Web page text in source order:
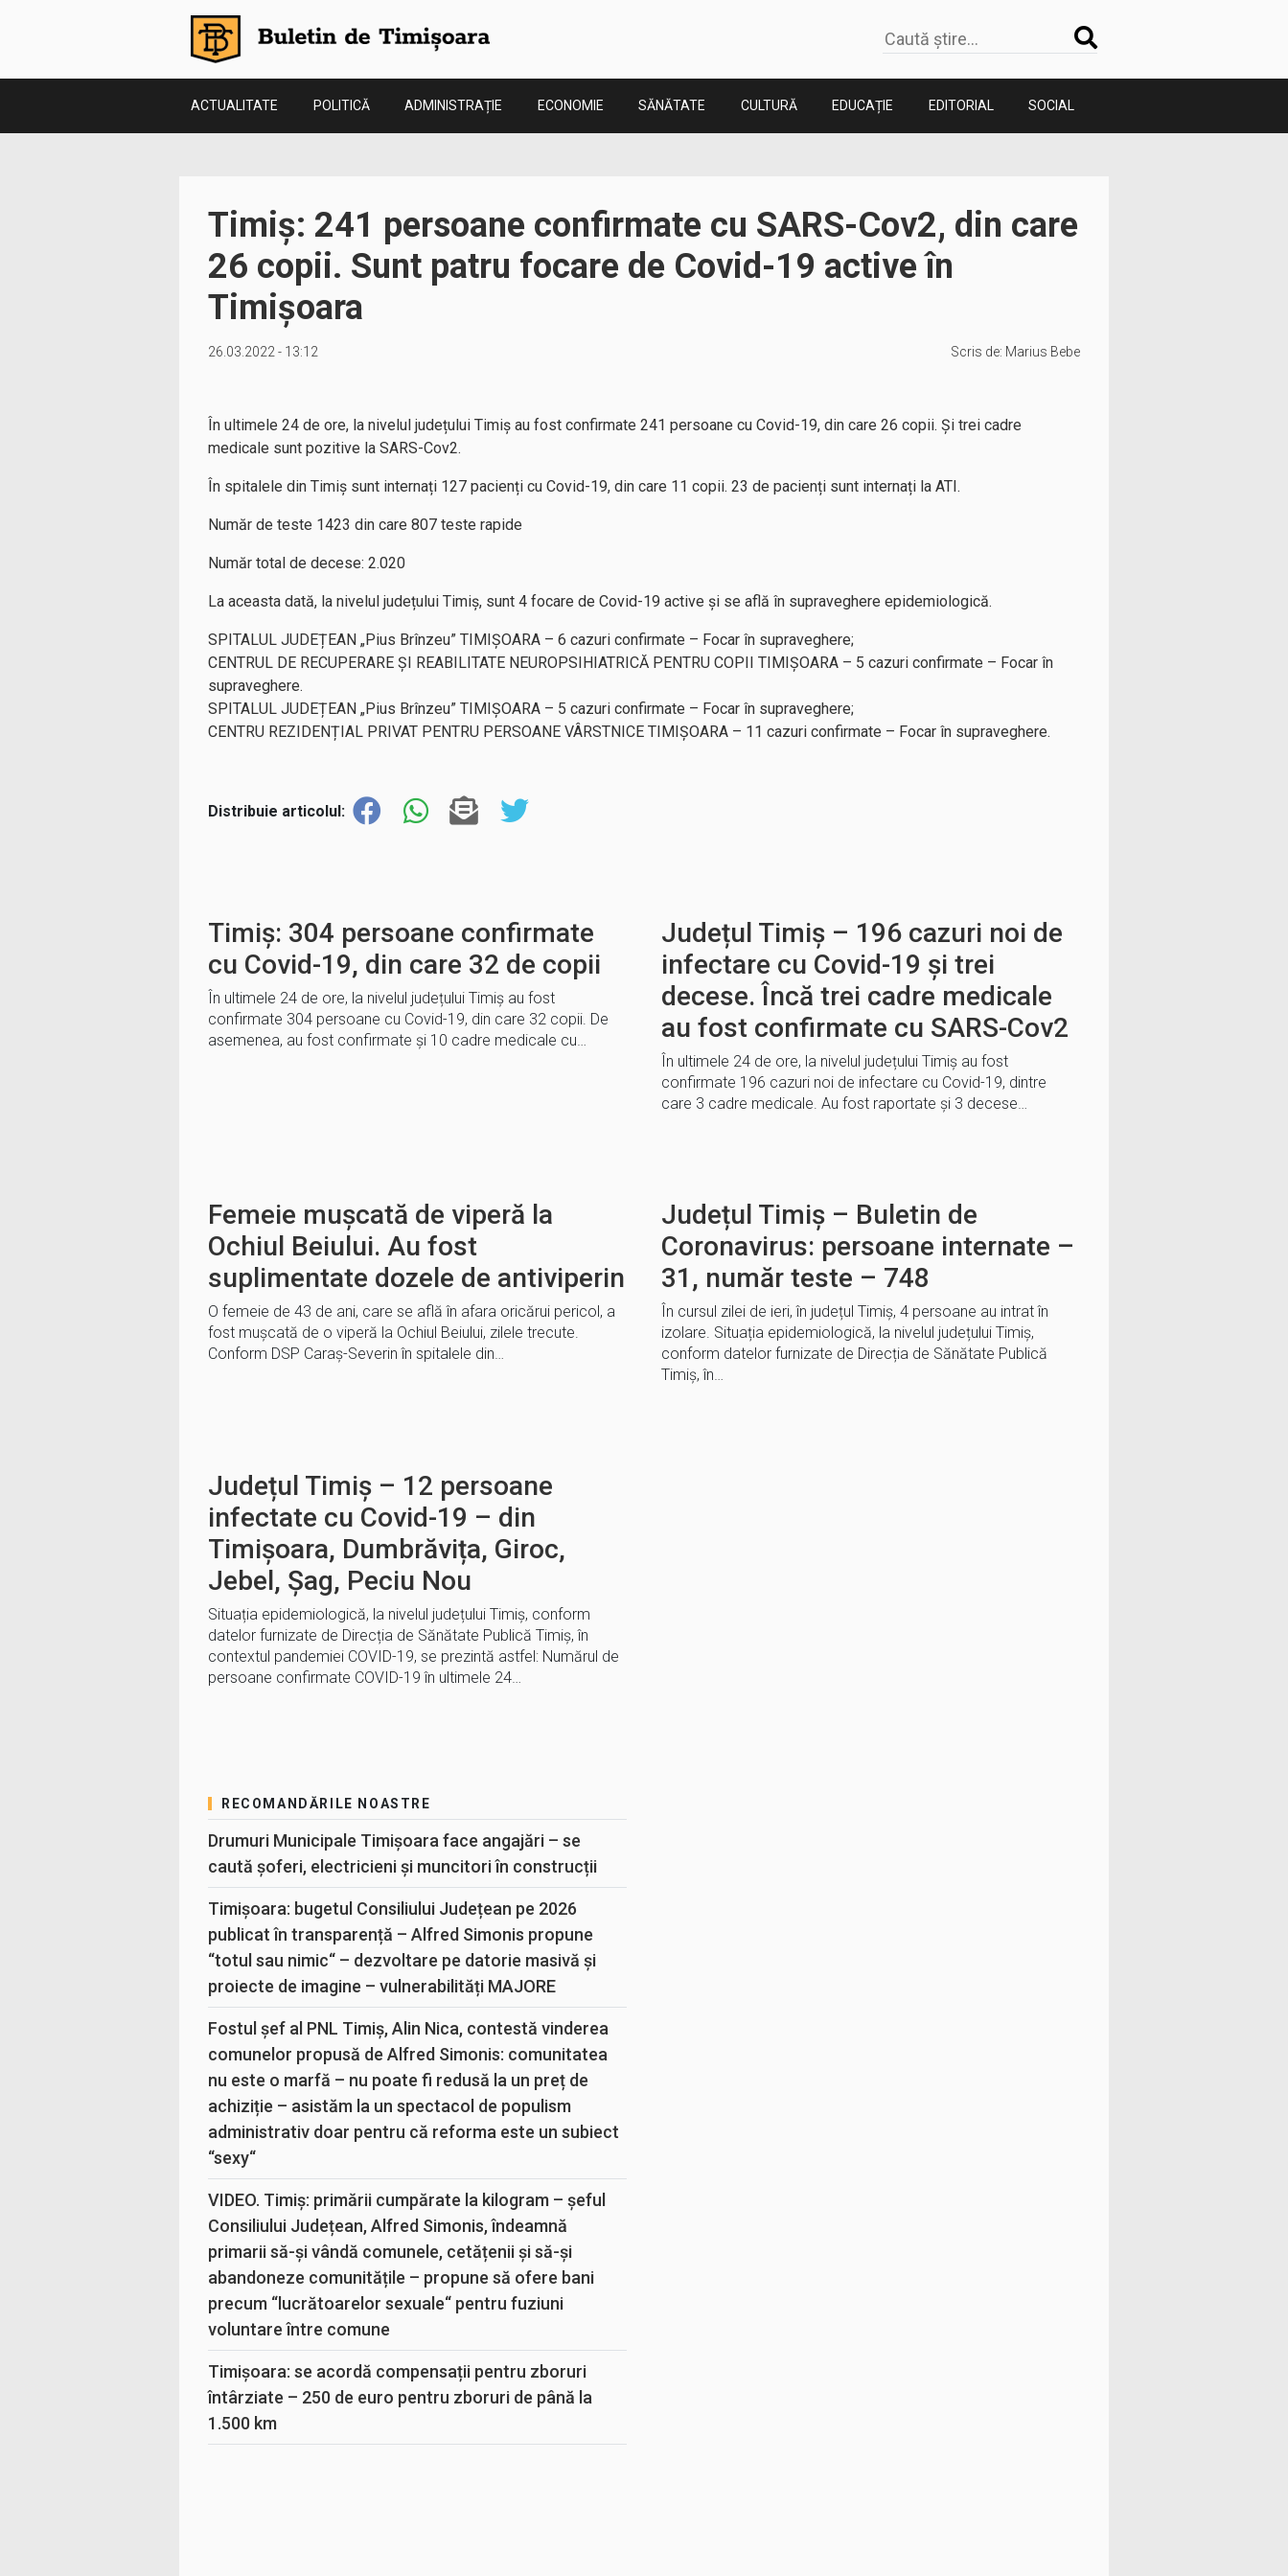
ACTUALITATE POLITICĂ ADMINISTRAȚIE ECONOMIE SĂNĂTATE CULTURĂ EDUCAȚIE EDITORIAL SOCIAL
Timiș: 241 persoane confirmate cu SARS-Cov2, din care
26 copii. Sunt patru focare de Covid-19 active în
Timișoara
26.03.2022 - 13:12 Scris de: Marius Bebe
În ultimele 24 de ore, la nivelul județului Timiș au fost confirmate 241 persoane cu Covid-19, din care 26 copii. Și trei cadre
medicale sunt pozitive la SARS-Cov2.
În spitalele din Timiș sunt internați 127 pacienți cu Covid-19, din care 11 copii. 23 de pacienți sunt internați la ATI.
Număr de teste 1423 din care 807 teste rapide
Număr total de decese: 2.020
La aceasta dată, la nivelul județului Timiș, sunt 4 focare de Covid-19 active și se află în supraveghere epidemiologică.
SPITALUL JUDEȚEAN „Pius Brînzeu” TIMIȘOARA – 6 cazuri confirmate – Focar în supraveghere;
CENTRUL DE RECUPERARE ȘI REABILITATE NEUROPSIHIATRICĂ PENTRU COPII TIMIȘOARA – 5 cazuri confirmate – Focar în
supraveghere.
SPITALUL JUDEȚEAN „Pius Brînzeu” TIMIȘOARA – 5 cazuri confirmate – Focar în supraveghere;
CENTRU REZIDENȚIAL PRIVAT PENTRU PERSOANE VÂRSTNICE TIMIȘOARA – 11 cazuri confirmate – Focar în supraveghere.
Distribuie articolul:
Timiș: 304 persoane confirmate
cu Covid-19, din care 32 de copii
În ultimele 24 de ore, la nivelul județului Timiș au fost
confirmate 304 persoane cu Covid-19, din care 32 copii. De
asemenea, au fost confirmate și 10 cadre medicale cu…
Județul Timiș – 196 cazuri noi de
infectare cu Covid-19 și trei
decese. Încă trei cadre medicale
au fost confirmate cu SARS-Cov2
În ultimele 24 de ore, la nivelul județului Timiș au fost
confirmate 196 cazuri noi de infectare cu Covid-19, dintre
care 3 cadre medicale. Au fost raportate și 3 decese…
Femeie mușcată de viperă la
Ochiul Beiului. Au fost
suplimentate dozele de antiviperin
O femeie de 43 de ani, care se află în afara oricărui pericol, a
fost mușcată de o viperă la Ochiul Beiului, zilele trecute.
Conform DSP Caraș-Severin în spitalele din…
Județul Timiș – Buletin de
Coronavirus: persoane internate –
31, număr teste – 748
În cursul zilei de ieri, în județul Timiș, 4 persoane au intrat în
izolare. Situația epidemiologică, la nivelul județului Timiș,
conform datelor furnizate de Direcția de Sănătate Publică
Timiș, în…
Județul Timiș – 12 persoane
infectate cu Covid-19 – din
Timișoara, Dumbrăvița, Giroc,
Jebel, Șag, Peciu Nou
Situația epidemiologică, la nivelul județului Timiș, conform
datelor furnizate de Direcția de Sănătate Publică Timiș, în
contextul pandemiei COVID-19, se prezintă astfel: Numărul de
persoane confirmate COVID-19 în ultimele 24…
RECOMANDĂRILE NOASTRE
Drumuri Municipale Timișoara face angajări – se
caută șoferi, electricieni și muncitori în construcții
Timișoara: bugetul Consiliului Județean pe 2026
publicat în transparență – Alfred Simonis propune
“totul sau nimic“ – dezvoltare pe datorie masivă și
proiecte de imagine – vulnerabilități MAJORE
Fostul șef al PNL Timiș, Alin Nica, contestă vinderea
comunelor propusă de Alfred Simonis: comunitatea
nu este o marfă – nu poate fi redusă la un preț de
achiziție – asistăm la un spectacol de populism
administrativ doar pentru că reforma este un subiect
“sexy“
VIDEO. Timiș: primării cumpărate la kilogram – șeful
Consiliului Județean, Alfred Simonis, îndeamnă
primarii să-și vândă comunele, cetățenii și să-și
abandoneze comunitățile – propune să ofere bani
precum “lucrătoarelor sexuale“ pentru fuziuni
voluntare între comune
Timișoara: se acordă compensații pentru zboruri
întârziate – 250 de euro pentru zboruri de până la
1.500 km